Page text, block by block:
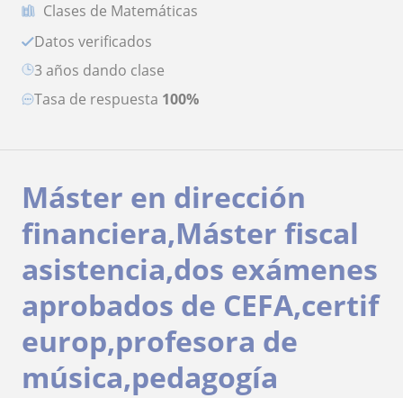
Clases de Matemáticas
Datos verificados
3 años dando clase
Tasa de respuesta 100%
Máster en dirección
financiera,Máster fiscal
asistencia,dos exámenes
aprobados de CEFA,certif
europ,profesora de
música,pedagogía